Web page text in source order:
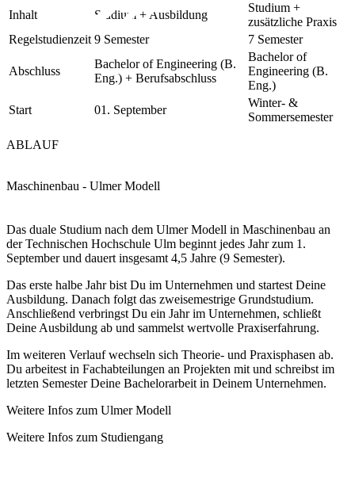
Inhalt
Studium + Ausbildung
Studium +
zusätzliche Praxis
Regelstudienzeit 9 Semester 7 Semester
Abschluss
Bachelor of Engineering (B.
Eng.) + Berufsabschluss
Bachelor of
Engineering (B.
Eng.)
Start
01. September
Winter- &
Sommersemester
ABLAUF
Maschinenbau - Ulmer Modell
Das duale Studium nach dem Ulmer Modell in Maschinenbau an
der Technischen Hochschule Ulm beginnt jedes Jahr zum 1.
September und dauert insgesamt 4,5 Jahre (9 Semester).
Das erste halbe Jahr bist Du im Unternehmen und startest Deine
Ausbildung. Danach folgt das zweisemestrige Grundstudium.
Anschließend verbringst Du ein Jahr im Unternehmen, schließt
Deine Ausbildung ab und sammelst wertvolle Praxiserfahrung.
Im weiteren Verlauf wechseln sich Theorie- und Praxisphasen ab.
Du arbeitest in Fachabteilungen an Projekten mit und schreibst im
letzten Semester Deine Bachelorarbeit in Deinem Unternehmen.
Weitere Infos zum Ulmer Modell
Weitere Infos zum Studiengang